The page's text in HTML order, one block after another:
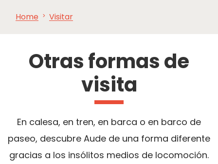
Home Visitar
Otras formas de
visita
En calesa, en tren, en barca o en barco de
paseo, descubre Aude de una forma diferente
gracias a los insólitos medios de locomoción.